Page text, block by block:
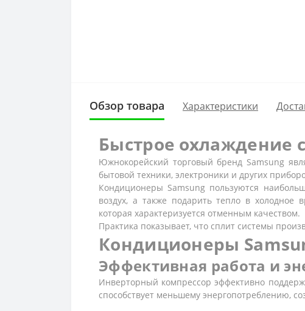
Обзор товара Характеристики
Быстрое охлаждение
Южнокорейский торговый бренд Samsung
бытовой техники, электроники и других
Кондиционеры Samsung пользуются
воздух, а также подарить тепло в холодное
которая характеризуется отменным качеством.
Практика показывает, что сплит системы
Кондиционеры
Эффективная работа и
Инверторный компрессор эффективно
способствует меньшему энергопотреблению,